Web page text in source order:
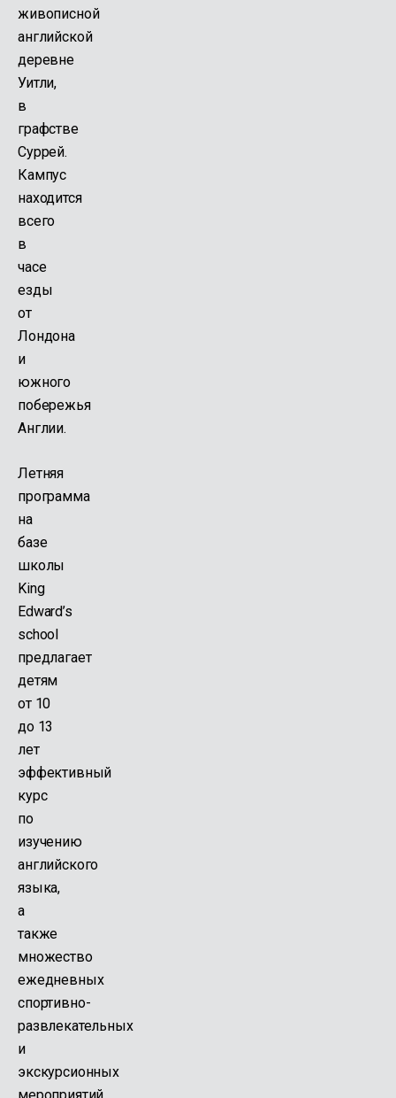
живописной
английской
деревне
Уитли,
в
графстве
Суррей.
Кампус
находится
всего
в
часе
езды
от
Лондона
и
южного
побережья
Англии.
Летняя
программа
на
базе
школы
King
Edward’s
school
предлагает
детям
от 10
до 13
лет
эффективный
курс
по
изучению
английского
языка,
а
также
множество
ежедневных
спортивно-
развлекательных
и
экскурсионных